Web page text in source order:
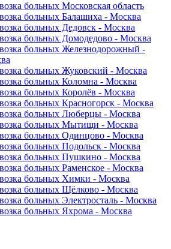
больных Московская область
больных Балашиха - Москва
больных Дедовск - Москва
больных Домодедово - Москва
больных Железнодорожный -
больных Жуковский - Москва
больных Коломна - Москва
больных Королёв - Москва
больных Красногорск - Москва
больных Люберцы - Москва
больных Мытищи - Москва
больных Одинцово - Москва
больных Подольск - Москва
больных Пушкино - Москва
больных Раменское - Москва
больных Химки - Москва
больных Щёлково - Москва
больных Электросталь - Москва
больных Яхрома - Москва